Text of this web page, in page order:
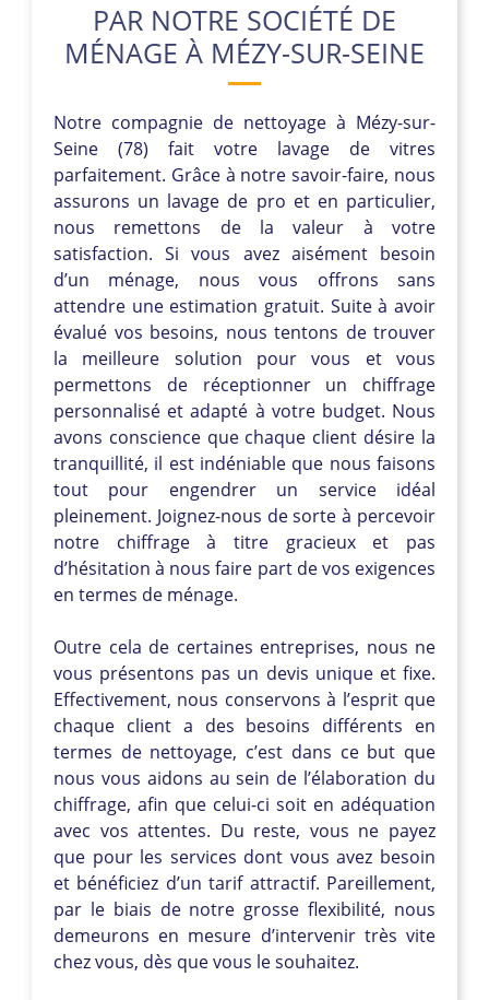
PAR NOTRE SOCIÉTÉ DE
MÉNAGE À MÉZY-SUR-SEINE
Notre compagnie de nettoyage à Mézy-sur-
Seine (78) fait votre lavage de vitres
parfaitement. Grâce à notre savoir-faire, nous
assurons un lavage de pro et en particulier,
nous remettons de la valeur à votre
satisfaction. Si vous avez aisément besoin
d’un ménage, nous vous offrons sans
attendre une estimation gratuit. Suite à avoir
évalué vos besoins, nous tentons de trouver
la meilleure solution pour vous et vous
permettons de réceptionner un chiffrage
personnalisé et adapté à votre budget. Nous
avons conscience que chaque client désire la
tranquillité, il est indéniable que nous faisons
tout pour engendrer un service idéal
pleinement. Joignez-nous de sorte à percevoir
notre chiffrage à titre gracieux et pas
d’hésitation à nous faire part de vos exigences
en termes de ménage.
Outre cela de certaines entreprises, nous ne
vous présentons pas un devis unique et fixe.
Effectivement, nous conservons à l’esprit que
chaque client a des besoins différents en
termes de nettoyage, c’est dans ce but que
nous vous aidons au sein de l’élaboration du
chiffrage, afin que celui-ci soit en adéquation
avec vos attentes. Du reste, vous ne payez
que pour les services dont vous avez besoin
et bénéficiez d’un tarif attractif. Pareillement,
par le biais de notre grosse flexibilité, nous
demeurons en mesure d’intervenir très vite
chez vous, dès que vous le souhaitez.